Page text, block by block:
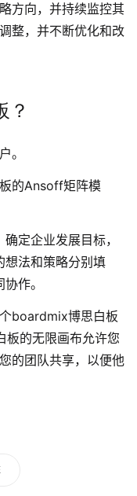
方向，并持续监控其
整，并不断优化和改
？
。
的Ansoff矩阵模
定企业发展目标，
想法和策略分别填
作。
boardmix博思白板
的无限画布允许您
的团队共享，以便他